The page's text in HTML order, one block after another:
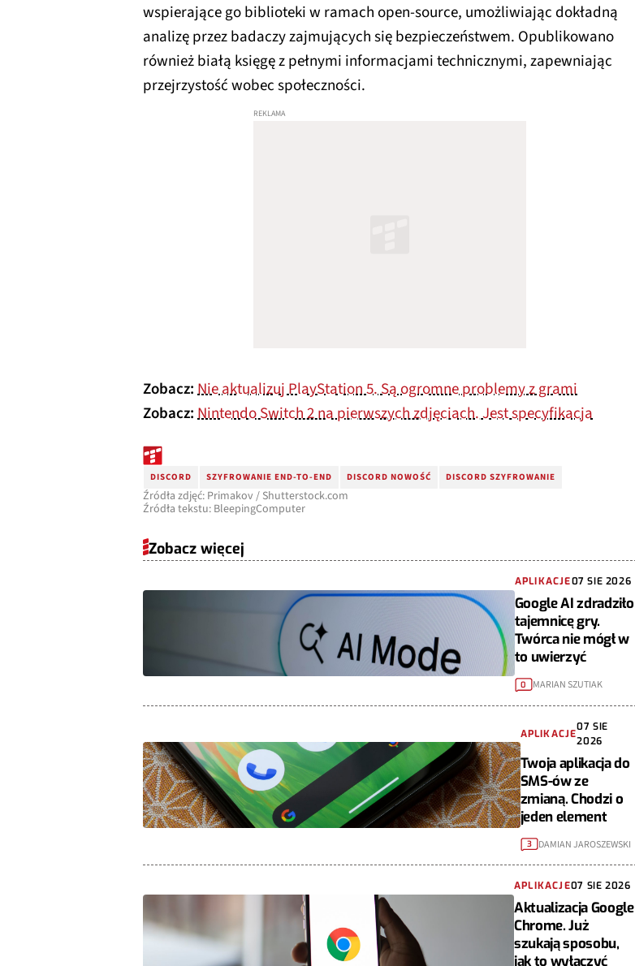
wspierające go biblioteki w ramach open-source, umożliwiając dokładną
analizę przez badaczy zajmujących się bezpieczeństwem. Opublikowano
również białą księgę z pełnymi informacjami technicznymi, zapewniając
przejrzystość wobec społeczności.
Zobacz:Nie aktualizuj PlayStation 5. Są ogromne problemy z grami
Zobacz:Nintendo Switch 2 na pierwszych zdjęciach. Jest specyfikacja
DISCORD SZYFROWANIE END-TO-END DISCORD NOWOŚĆ DISCORD SZYFROWANIE
Źródła zdjęć: Primakov / Shutterstock.com
Źródła tekstu: BleepingComputer
Zobacz więcej
APLIKACJE07 SIE 2026
Google AI zdradziło
tajemnicę gry.
Twórca nie mógł w
to uwierzyć
0 MARIAN SZUTIAK
APLIKACJE
07 SIE
2026
Twoja aplikacja do
SMS-ów ze
zmianą. Chodzi o
jeden element
3 DAMIAN JAROSZEWSKI
APLIKACJE07 SIE 2026
Aktualizacja Google
Chrome. Już
szukają sposobu,
jak to wyłączyć